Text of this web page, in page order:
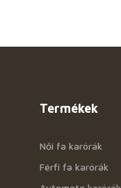
Termékek
Női fa karórák
Férfi fa karórák